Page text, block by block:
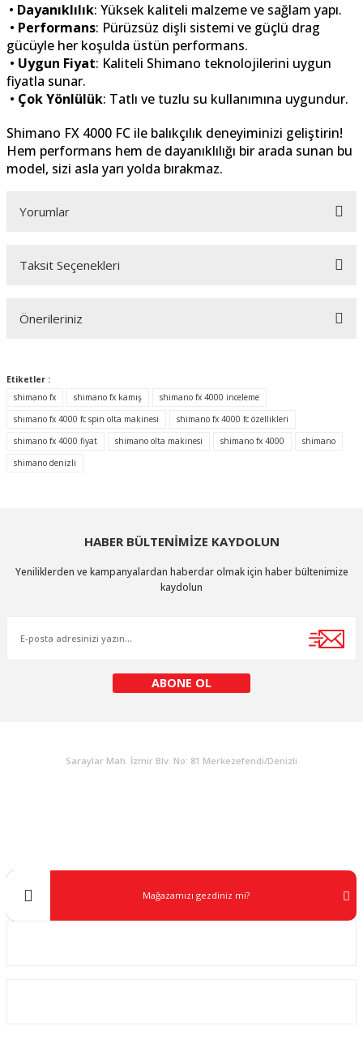
• Dayanıklılık: Yüksek kaliteli malzeme ve sağlam yapı.
• Performans: Pürüzsüz dişli sistemi ve güçlü drag
gücüyle her koşulda üstün performans.
• Uygun Fiyat: Kaliteli Shimano teknolojilerini uygun
fiyatla sunar.
• Çok Yönlülük: Tatlı ve tuzlu su kullanımına uygundur.
Shimano FX 4000 FC ile balıkçılık deneyiminizi geliştirin!
Hem performans hem de dayanıklılığı bir arada sunan bu
model, sizi asla yarı yolda bırakmaz.
Yorumlar
Taksit Seçenekleri
Önerileriniz
yetersiz gördüğünüz noktaları öneri formunu kullanarak tarafımıza
iletebilirsiniz.
Görüş ve önerileriniz için teşekkür ederiz.
Ürün resmi kalitesiz, bozuk veya görüntülenemiyor.
Bu ürüne benzer farklı alternatifler olmalı.
Etiketler :
shimano fx
shimano fx kamış
shimano fx 4000 inceleme
shımano fx 4000 fc spin olta makinesi
shimano fx 4000 fc özellikleri
shimano fx 4000 fiyat
shimano olta makinesi shimano fx 4000
shimano
shimano denizli
HABER BÜLTENİMİZE KAYDOLUN
Yeniliklerden ve kampanyalardan haberdar olmak için haber bültenimize
kaydolun
ABONE OL
Saraylar Mah. İzmir Blv. No: 81 Merkezefendi/Denizli
Mağazamızı gezdiniz mi?